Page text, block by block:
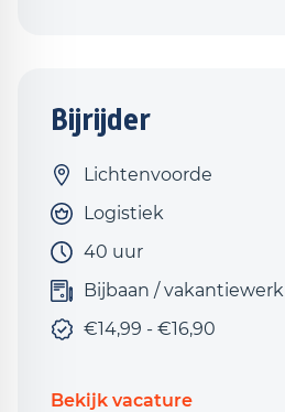
Bijrijder
Lichtenvoorde
Logistiek
40 uur
Bijbaan / vakantiewerk
€14,99 - €16,90
Bekijk vacature